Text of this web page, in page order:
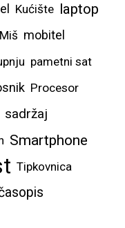
Kućište laptop
Miš mobitel
pametni sat
Procesor
sadržaj
Smartphone
Tipkovnica